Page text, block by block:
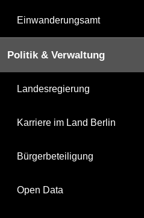
Einwanderungsamt
Politik & Verwaltung
Landesregierung
Karriere im Land Berlin
Bürgerbeteiligung
Open Data